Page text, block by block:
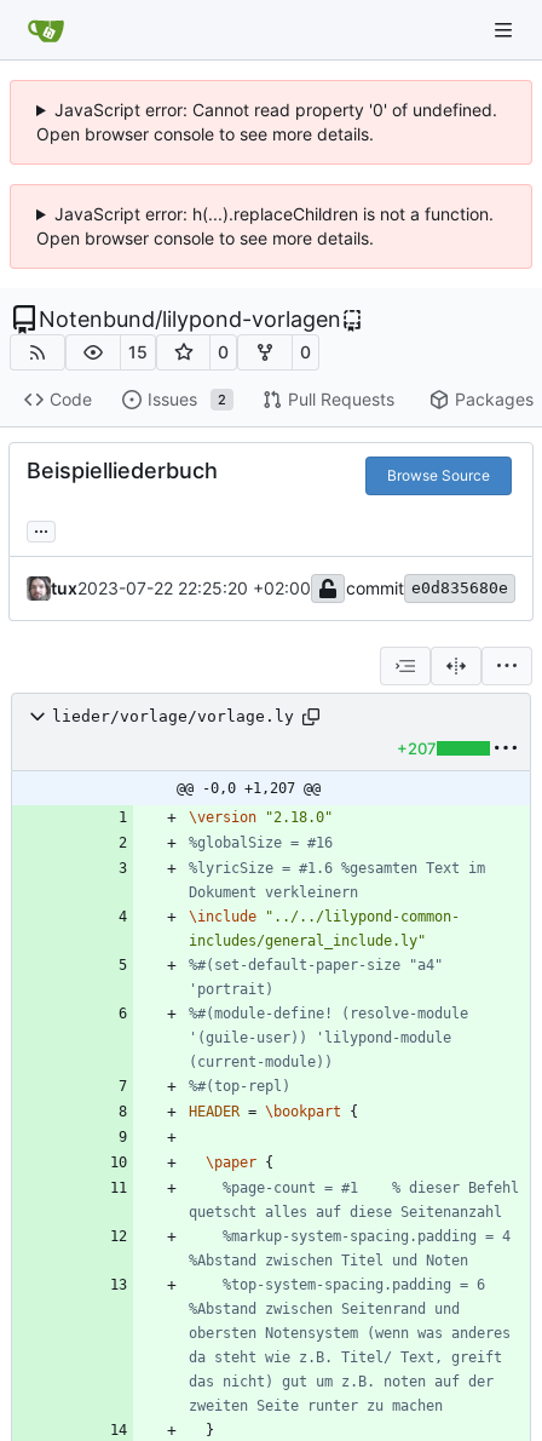
JavaScript error: Cannot read property '0' of undefined.
Open browser console to see more details.
JavaScript error: h(...).replaceChildren is not a function.
Open browser console to see more details.
Notenbund/lilypond-vorlagen
15 0 0
Code Issues 2 Pull Requests Packages
Beispielliederbuch Browse Source
...
tux2023-07-22 22:25:20 +02:00 commit e0d835680e
lieder/vorlage/vorlage.ly
+207
@@ -0,0 +1,207 @@
\version
"2.18.0"
%globalSize = #16
%lyricSize = #1.6 %gesamten Text im
Dokument verkleinern
\include
" ../../lilypond-common-
includes/general_include.ly"
%#(set-default-paper-size "a4"
'portrait)
%#(module-define! (resolve-module
'(guile-user)) 'lilypond-module
(current-module))
%#(top-repl)
HEADER = \bookpart {
\paper {
%page-count = #1	% dieser Befehl
quetscht alles auf diese Seitenanzahl
%markup-system-spacing.padding = 4
%Abstand zwischen Titel und Noten
%top-system-spacing.padding = 6
%Abstand zwischen Seitenrand und
obersten Notensystem (wenn was anderes
da steht wie z.B. Titel/ Text, greift
das nicht) gut um z.B. noten auf der
zweiten Seite runter zu machen
}